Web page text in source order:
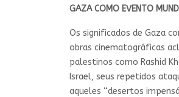
GAZA COMO EVENTO
Os significados de Gaza
obras cinematográficas
palestinos como Rashid
Israel, seus repetidos
aqueles “desertos